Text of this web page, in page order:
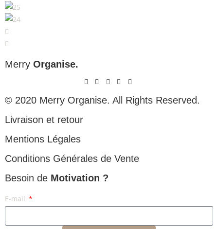
Merry Organise.
© 2020 Merry Organise. All Rights Reserved.
Livraison et retour
Mentions Légales
Conditions Générales de Vente
Besoin de Motivation ?
E-mail